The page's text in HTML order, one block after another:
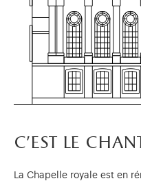
c'est le
La Chapelle royale est en